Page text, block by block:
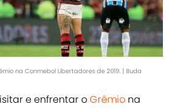
na Conmebol Libertadores de 2019. | Buda
e enfrentar oGrêmio na